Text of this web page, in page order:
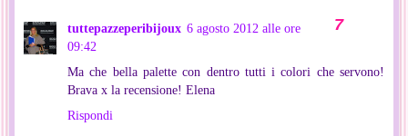
tuttepazzeperibijoux 6 agosto 2012 alle ore
09:42
Ma che bella palette con dentro tutti i colori che servono!
Brava x la recensione! Elena
Rispondi